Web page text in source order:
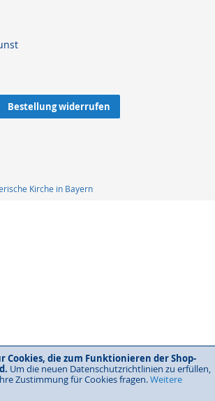
Cookies, die zum Funktionieren der Shop-
Um die neuen Datenschutzrichtlinien zu erfüllen,
Zustimmung für Cookies fragen.Weitere
Bestellung widerrufen
Kirche in Bayern